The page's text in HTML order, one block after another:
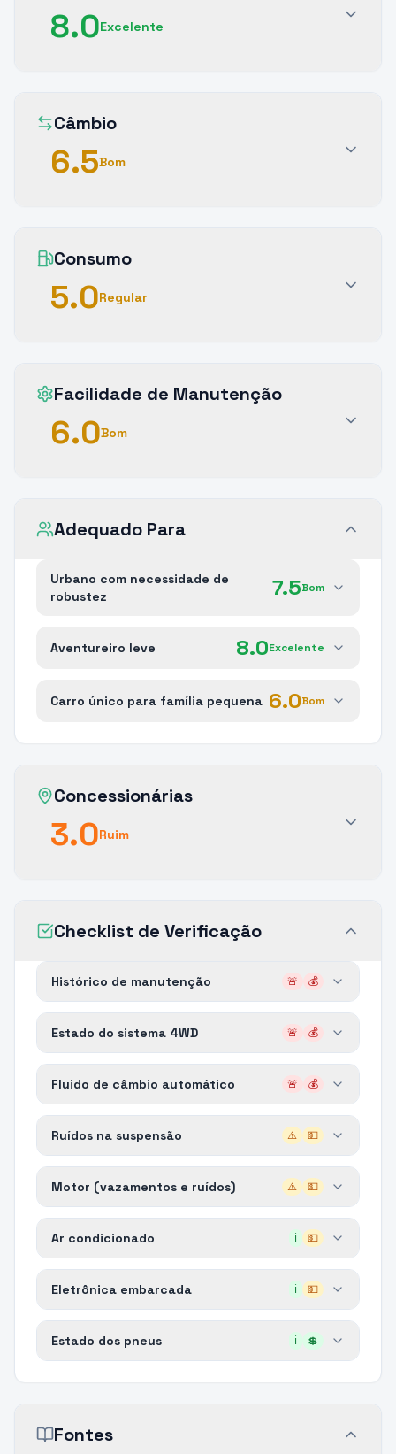
8.0Excelente
Câmbio
6.5Bom
Consumo
5.0Regular
Facilidade de Manutenção
6.0Bom
Adequado Para
Urbano com necessidade de
robustez
7.5Bom
Aventureiro leve 8.0Excelente
Carro único para família pequena 6.0Bom
Concessionárias
3.0Ruim
Checklist de Verificação
Histórico de manutenção 🚨 💰
Estado do sistema 4WD 🚨 💰
Fluido de câmbio automático 🚨 💰
Ruídos na suspensão ⚠️ 💵
Motor (vazamentos e ruídos) ⚠️ 💵
Ar condicionado ℹ️ 💵
Eletrônica embarcada ℹ️ 💵
Estado dos pneus ℹ️ 💲
Fontes